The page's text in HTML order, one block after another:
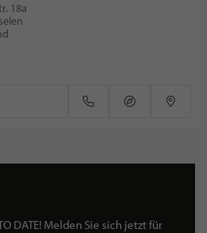
18a
DATE! Melden Sie sich jetzt für